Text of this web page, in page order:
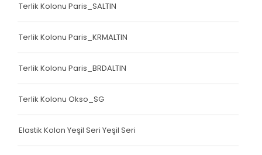
Terlik Kolonu Paris_SALTIN
Terlik Kolonu Paris_KRMALTIN
Terlik Kolonu Paris_BRDALTIN
Terlik Kolonu Okso_SG
Elastik Kolon Yeşil Seri Yeşil Seri